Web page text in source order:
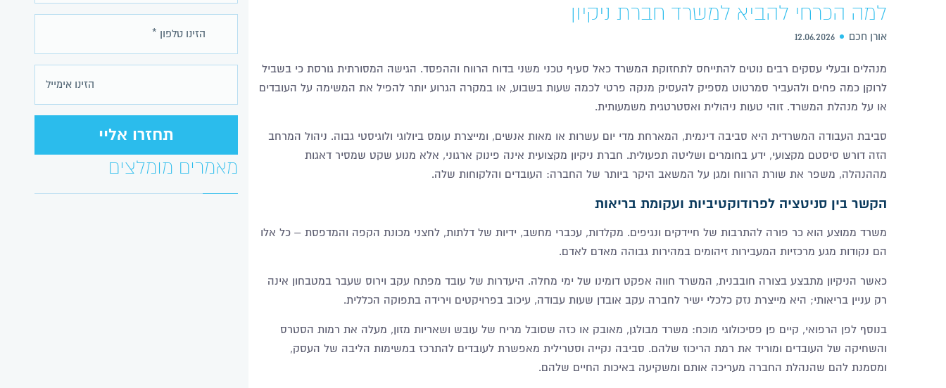
למה הכרחי להביא למשרד חברת ניקיון
אורן חכם 12.06.2026
מנהלים ובעלי עסקים רבים נוטים להתייחס לתחזוקת המשרד כאל סעיף טכני משני בדוח הרווח וההפסד. הגישה המסורתית גורסת כי בשביל
לרוקן כמה פחים ולהעביר סמרטוט מספיק להעסיק מנקה פרטי לכמה שעות בשבוע, או במקרה הגרוע יותר להפיל את המשימה על העובדים
או על מנהלת המשרד. זוהי טעות ניהולית ואסטרטגית משמעותית.
סביבת העבודה המשרדית היא סביבה דינמית, המארחת מדי יום עשרות או מאות אנשים, ומייצרת עומס ביולוגי ולוגיסטי גבוה. ניהול המרחב
הזה דורש סיסטם מקצועי, ידע בחומרים ושליטה תפעולית. חברת ניקיון מקצועית אינה פינוק ארגוני, אלא מנוע שקט שמסיר דאגות
מההנהלה, משפר את שורת הרווח ומגן על המשאב היקר ביותר של החברה: העובדים והלקוחות שלה.
הקשר בין סניטציה לפרודוקטיביות ועקומת בריאות
משרד ממוצע הוא כר פורה להתרבות של חיידקים ונגיפים. מקלדות, עכברי מחשב, ידיות של דלתות, לחצני מכונת הקפה והמדפסת – כל אלו
הם נקודות מגע מרכזיות המעבירות זיהומים במהירות גבוהה מאדם לאדם.
כאשר הניקיון מתבצע בצורה חובבנית, המשרד חווה אפקט דומינו של ימי מחלה. היעדרות של עובד מפתח עקב וירוס שעבר במטבחון אינה
רק עניין בריאותי; היא מייצרת נזק כלכלי ישיר לחברה עקב אובדן שעות עבודה, עיכוב בפרויקטים וירידה בתפוקה הכללית.
בנוסף לפן הרפואי, קיים פן פסיכולוגי מוכח: משרד מבולגן, מאובק או כזה שסובל מריח של עובש ושאריות מזון, מעלה את רמות הסטרס
והשחיקה של העובדים ומוריד את רמת הריכוז שלהם. סביבה נקייה וסטרילית מאפשרת לעובדים להתרכז במשימות הליבה של העסק,
ומסמנת להם שהנהלת החברה מעריכה אותם ומשקיעה באיכות החיים שלהם.
מאמרים מומלצים